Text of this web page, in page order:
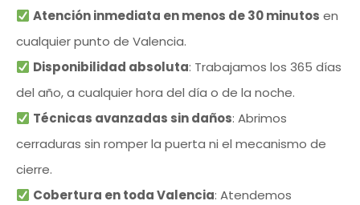
Atención inmediata en menos de 30 minutos en
cualquier punto de Valencia.
Disponibilidad absoluta: Trabajamos los 365 días
del año, a cualquier hora del día o de la noche.
Técnicas avanzadas sin daños: Abrimos
cerraduras sin romper la puerta ni el mecanismo de
cierre.
Cobertura en toda Valencia: Atendemos